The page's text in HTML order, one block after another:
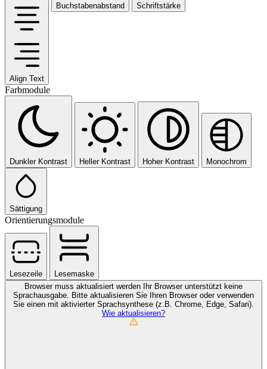
Align Text
Buchstabenabstand Schriftstärke
Farbmodule
Dunkler Kontrast Heller Kontrast Hoher Kontrast Monochrom
Sättigung
Orientierungsmodule
Lesezeile
Lesemaske
Browser muss aktualisiert werden
Ihr Browser unterstützt keine
Sprachausgabe. Bitte aktualisieren Sie Ihren Browser oder verwenden
Sie einen mit aktivierter Sprachsynthese (z.B. Chrome, Edge, Safari).
Wie aktualisieren?